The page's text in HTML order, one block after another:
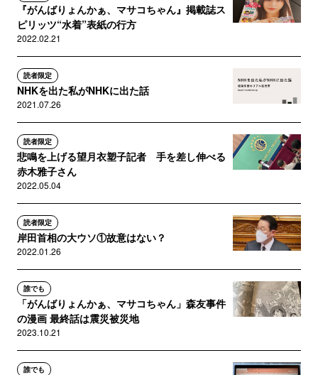
『がんばりょんかぁ、マサコちゃん』掲載誌ス
ピリッツ“水着”表紙の行方
2022.02.21
読者限定
NHKを出た私がNHKに出た話
2021.07.26
読者限定
悲鳴を上げる望月衣塑子記者 手を差し伸べる
赤木雅子さん
2022.05.04
読者限定
岸田首相の大ウソ①故意はない？
2022.01.26
誰でも
「がんばりょんかぁ、マサコちゃん」森友事件
の漫画 最終話は震災被災地
2023.10.21
誰でも